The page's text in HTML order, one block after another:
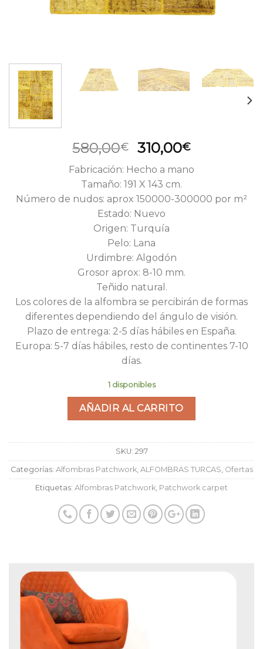
580,00€
El
precio
original
era:
580,00€.
310,00€El
actual
310,00€.
Fabricación: Hecho a mano
Tamaño: 191 X 143 cm.
Número de nudos: aprox 150000-300000 por m²
Estado: Nuevo
Origen: Turquía
Pelo: Lana
Urdimbre: Algodón
Grosor aprox: 8-10 mm.
Teñido natural.
Los colores de la alfombra se percibirán de formas
diferentes dependiendo del ángulo de visión.
Plazo de entrega: 2-5 días hábiles en España.
Europa: 5-7 días hábiles, resto de continentes 7-10
días.
1 disponibles
AÑADIR AL CARRITO
SKU: 297
Categorías: Alfombras Patchwork, ALFOMBRAS TURCAS, Ofertas
Etiquetas: Alfombras Patchwork, Patchwork carpet